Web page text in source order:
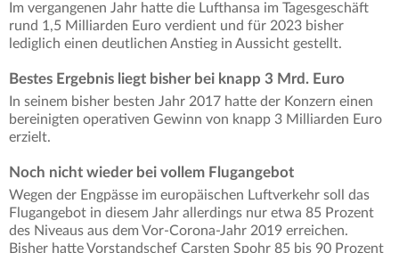
Im vergangenen Jahr hatte die Lufthansa im Tagesgeschäft
rund 1,5 Milliarden Euro verdient und für 2023 bisher
lediglich einen deutlichen Anstieg in Aussicht gestellt.
Bestes Ergebnis liegt bisher bei knapp 3 Mrd. Euro
In seinem bisher besten Jahr 2017 hatte der Konzern einen
bereinigten operativen Gewinn von knapp 3 Milliarden Euro
erzielt.
Noch nicht wieder bei vollem Flugangebot
Wegen der Engpässe im europäischen Luftverkehr soll das
Flugangebot in diesem Jahr allerdings nur etwa 85 Prozent
des Niveaus aus dem Vor-Corona-Jahr 2019 erreichen.
Bisher hatte Vorstandschef Carsten Spohr 85 bis 90 Prozent